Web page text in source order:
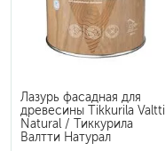
Лазурь фасадная для
древесины Tikkurila Valtti
Natural / Тиккурила
Валтти Натурал